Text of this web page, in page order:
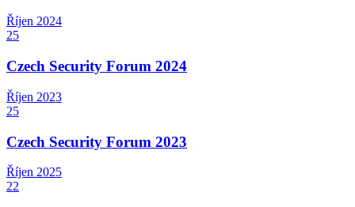
Říjen 2024
25
Czech Security Forum 2024
Říjen 2023
25
Czech Security Forum 2023
Říjen 2025
22